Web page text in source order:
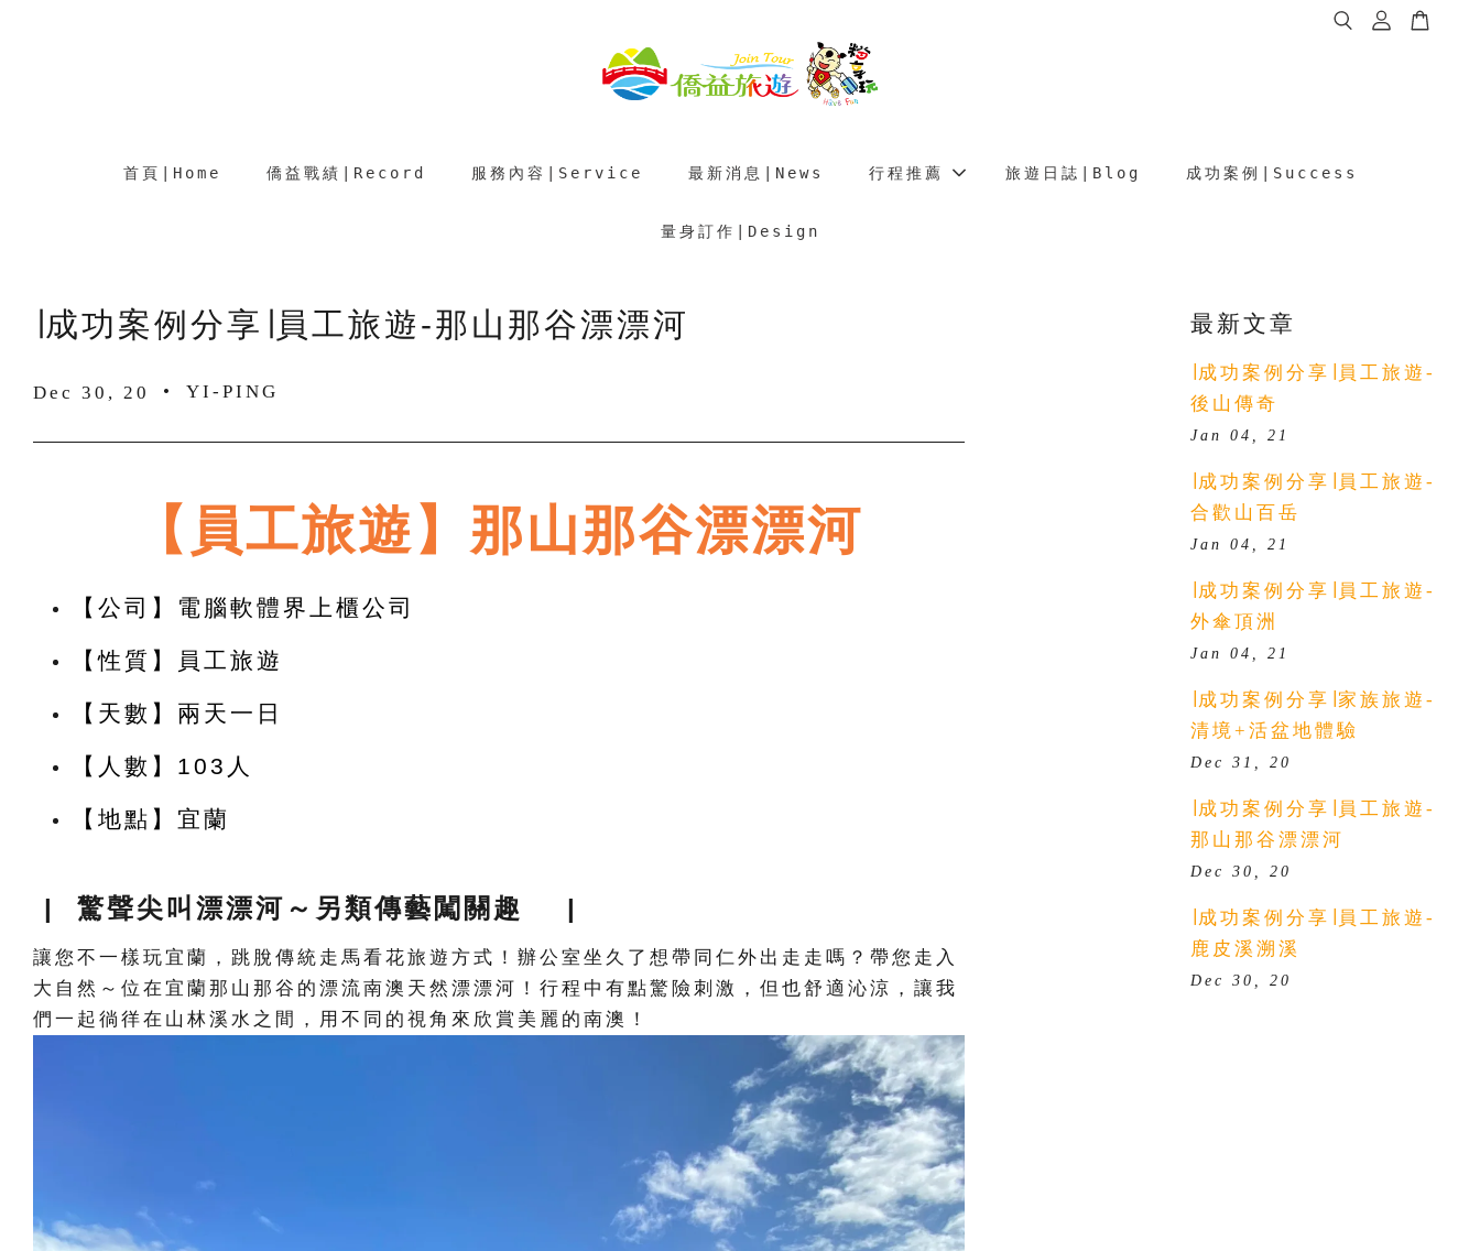
首頁∣Home 僑益戰績∣Record 服務內容∣Service 最新消息∣News 行程推薦 旅遊日誌∣Blog 成功案例∣Success
量身訂作∣Design
∣成功案例分享∣員工旅遊-那山那谷漂漂河
Dec 30, 20 • YI-PING
【員工旅遊】那山那谷漂漂河
【公司】電腦軟體界上櫃公司
【性質】員工旅遊
【天數】兩天一日
【人數】103人
【地點】宜蘭
| 驚聲尖叫漂漂河～另類傳藝闖關趣 |
讓您不一樣玩宜蘭，跳脫傳統走馬看花旅遊方式！辦公室坐久了想帶同仁外出走走嗎？帶您走入
大自然～位在宜蘭那山那谷的漂流南澳天然漂漂河！行程中有點驚險刺激，但也舒適沁涼，讓我
們一起徜徉在山林溪水之間，用不同的視角來欣賞美麗的南澳！
最新文章
∣成功案例分享∣員工旅遊-
後山傳奇
Jan 04, 21
∣成功案例分享∣員工旅遊-
合歡山百岳
Jan 04, 21
∣成功案例分享∣員工旅遊-
外傘頂洲
Jan 04, 21
∣成功案例分享∣家族旅遊-
清境+活盆地體驗
Dec 31, 20
∣成功案例分享∣員工旅遊-
那山那谷漂漂河
Dec 30, 20
∣成功案例分享∣員工旅遊-
鹿皮溪溯溪
Dec 30, 20